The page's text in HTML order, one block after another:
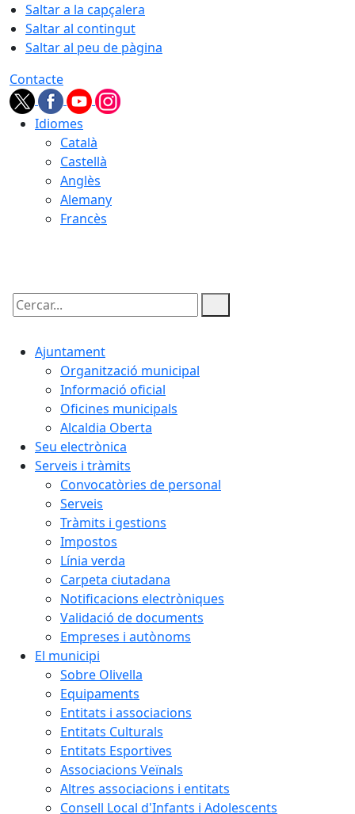
Saltar a la capçalera
Saltar al contingut
Saltar al peu de pàgina
Contacte
Idiomes
Català
Castellà
Anglès
Alemany
Francès
Cercar:
Ajuntament
Organització municipal
Informació oficial
Oficines municipals
Alcaldia Oberta
Seu electrònica
Serveis i tràmits
Convocatòries de personal
Serveis
Tràmits i gestions
Impostos
Línia verda
Carpeta ciutadana
Notificacions electròniques
Validació de documents
Empreses i autònoms
El municipi
Sobre Olivella
Equipaments
Entitats i associacions
Entitats Culturals
Entitats Esportives
Associacions Veïnals
Altres associacions i entitats
Consell Local d'Infants i Adolescents